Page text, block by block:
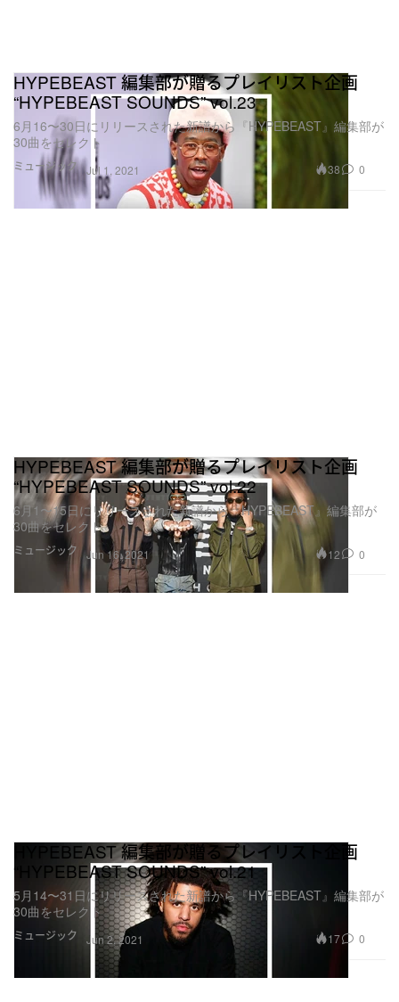
ミュージック
HYPEBEAST 編集部が贈るプレイリスト企画
“HYPEBEAST SOUNDS” vol.23
6月16〜30日にリリースされた新譜から『HYPEBEAST』編集部が
30曲をセレクト
Jul 1, 2021 38 0
ミュージック
HYPEBEAST 編集部が贈るプレイリスト企画
“HYPEBEAST SOUNDS” vol.22
6月1〜15日にリリースされた新譜から『HYPEBEAST』編集部が
30曲をセレクト
Jun 16, 2021 12 0
ミュージック
HYPEBEAST 編集部が贈るプレイリスト企画
“HYPEBEAST SOUNDS” vol.21
5月14〜31日にリリースされた新譜から『HYPEBEAST』編集部が
30曲をセレクト
Jun 2, 2021 17 0